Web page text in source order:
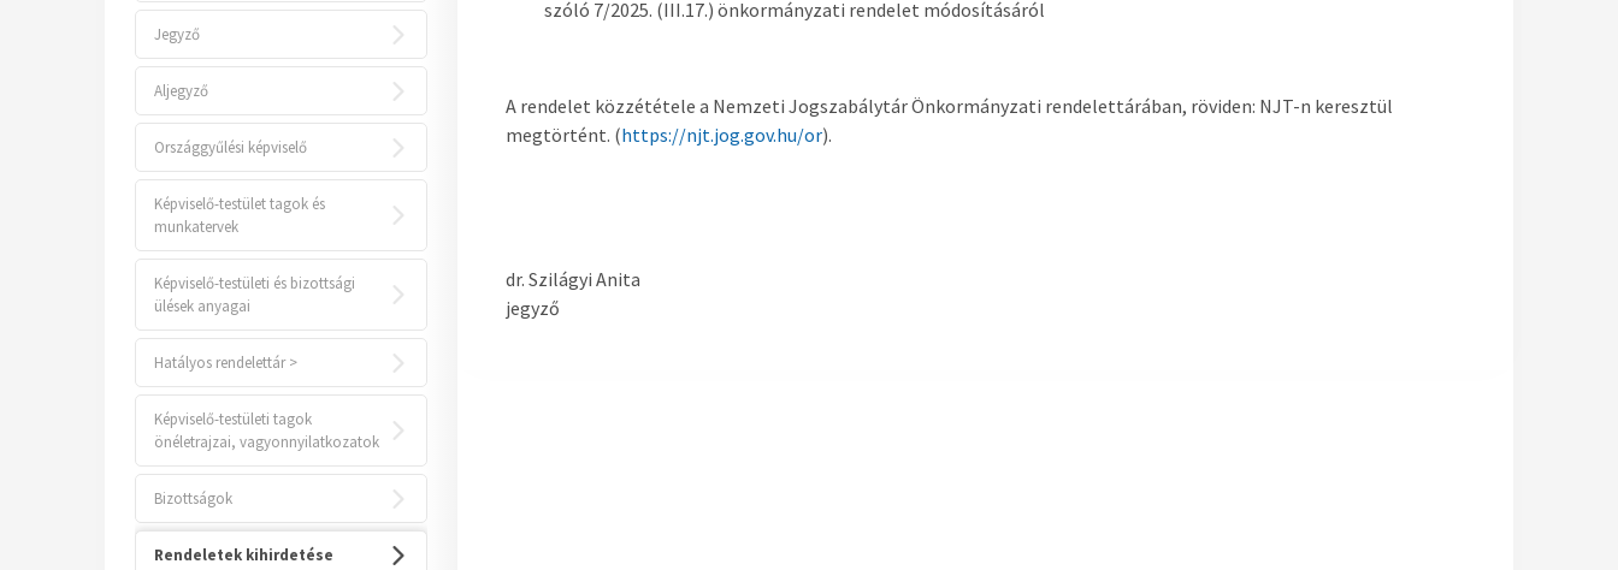
Jegyző
Aljegyző
Országgyűlési képviselő
Képviselő-testület tagok és
munkatervek
Képviselő-testületi és bizottsági
ülések anyagai
Hatályos rendelettár >
Képviselő-testületi tagok
önéletrajzai, vagyonnyilatkozatok
Bizottságok
Rendeletek kihirdetése
szóló 7/2025. (III.17.) önkormányzati rendelet módosításáról
A rendelet közzététele a Nemzeti Jogszabálytár Önkormányzati rendelettárában, röviden: NJT-n keresztül
megtörtént. (https://njt.jog.gov.hu/or).
dr. Szilágyi Anita
jegyző